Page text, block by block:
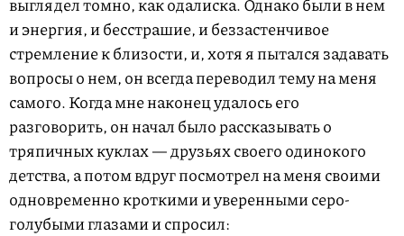
и энергия, и бесстрашие, и беззастенчивое
стремление к близости, и, хотя я пытался задавать
вопросы о нем, он всегда переводил тему на меня
самого. Когда мне наконец удалось его
разговорить, он начал было рассказывать о
тряпичных куклах — друзьях своего одинокого
детства, а потом вдруг посмотрел на меня своими
одновременно кроткими и уверенными серо-
голубыми глазами и спросил: